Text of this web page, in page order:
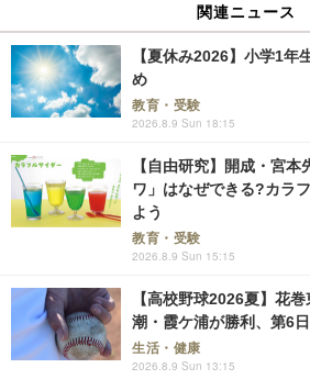
関連ニュース
【夏休み2026】小学1年
め
教育・受験
2026.8.9 Sun 18:15
【自由研究】開成・宮
ワ」はなぜできる?カラ
よう
教育・受験
2026.8.9 Sun 15:15
【高校野球2026夏】花
潮・霞ケ浦が勝利、第6
生活・健康
2026.8.9 Sun 13:15